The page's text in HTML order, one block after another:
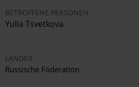
BETROFFENE PERSONEN
Yulia Tsvetkova
LÄNDER
Russische Föderation